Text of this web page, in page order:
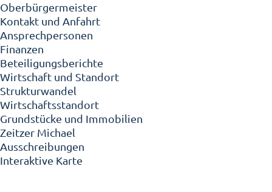
Oberbürgermeister
Kontakt und Anfahrt
Ansprechpersonen
Finanzen
Beteiligungsberichte
Wirtschaft und Standort
Strukturwandel
Wirtschaftsstandort
Grundstücke und Immobilien
Zeitzer Michael
Ausschreibungen
Interaktive Karte